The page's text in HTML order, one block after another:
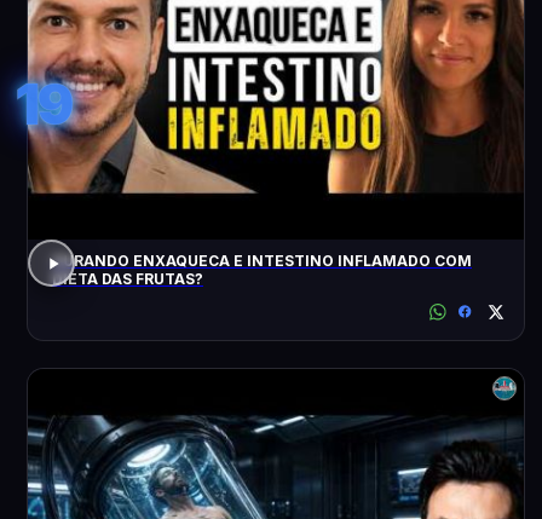
19
CURANDO ENXAQUECA E INTESTINO INFLAMADO COM
DIETA DAS FRUTAS?